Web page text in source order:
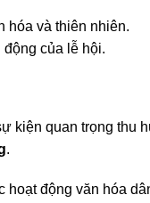
hóa và thiên nhiên.
của lễ hội.
kiện quan trọng thu
.
hoạt động văn hóa